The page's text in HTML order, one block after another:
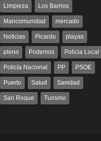
Limpieza Los Barrios
Mancomunidad mercado
Noticias Picardo playas
pleno Podemos Policia Local
Policía Nacional PP PSOE
Puerto Salud Sanidad
San Roque Turismo